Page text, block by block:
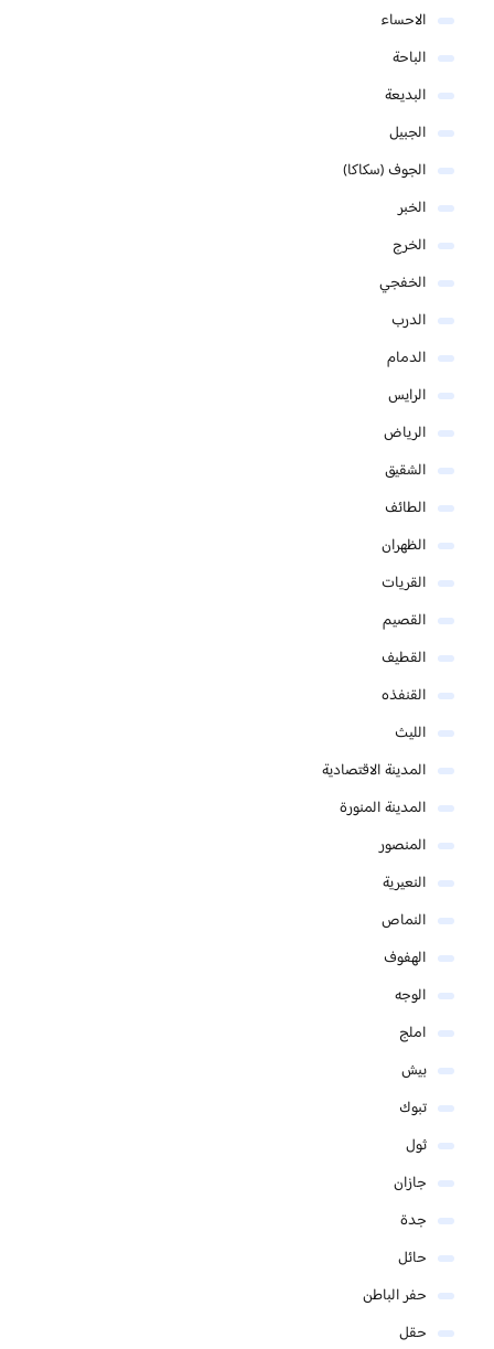
الاحساء
الباحة
البديعة
الجبيل
الجوف (سكاكا)
الخبر
الخرج
الخفجي
الدرب
الدمام
الرايس
الرياض
الشقيق
الطائف
الظهران
القريات
القصيم
القطيف
القنفذه
الليث
المدينة الاقتصادية
المدينة المنورة
المنصور
النعيرية
النماص
الهفوف
الوجه
املج
بيش
تبوك
ثول
جازان
جدة
حائل
حفر الباطن
حقل